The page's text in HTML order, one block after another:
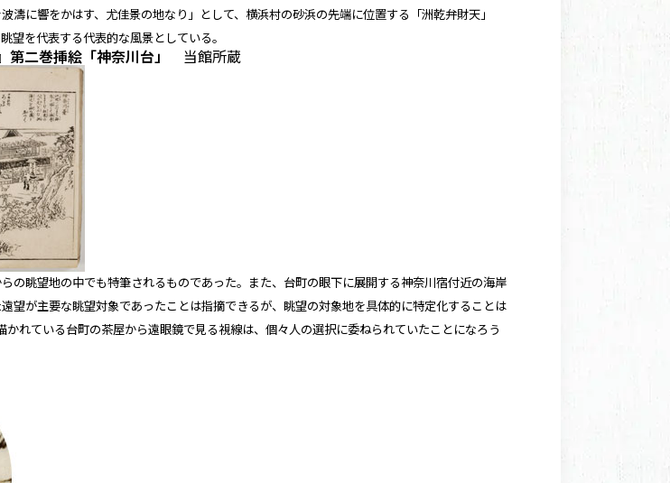
濤に響をかはす、尤佳景の地なり」として、横浜村の砂浜の先端に位置する「洲乾弁財天」
望を代表する代表的な風景としている。
二巻挿絵「神奈川台」 当館所蔵
の眺望地の中でも特筆されるものであった。また、台町の眼下に展開する神奈川宿付近の海岸
望が主要な眺望対象であったことは指摘できるが、眺望の対象地を具体的に特定化することは
かれている台町の茶屋から遠眼鏡で見る視線は、個々人の選択に委ねられていたことになろう